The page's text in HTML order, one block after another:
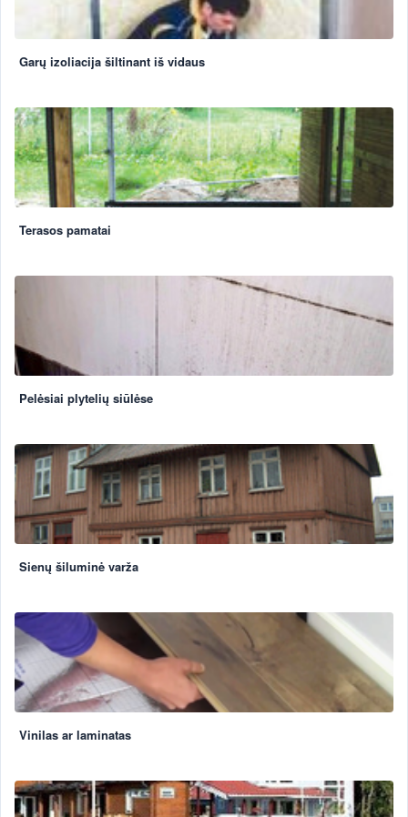
Garų izoliacija šiltinant iš vidaus
Terasos pamatai
Pelėsiai plytelių siūlėse
Sienų šiluminė varža
Vinilas ar laminatas